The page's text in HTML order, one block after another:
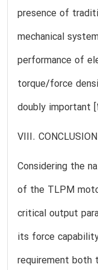
presence of
mechanical
performance of
torque/force
doubly important
VIII. CONCLUSION
Considering the
of the TLPM
critical output
its force
requirement both